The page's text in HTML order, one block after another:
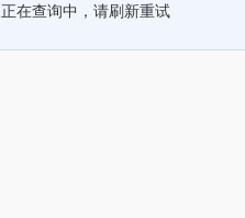
正在查询中，请刷新重试